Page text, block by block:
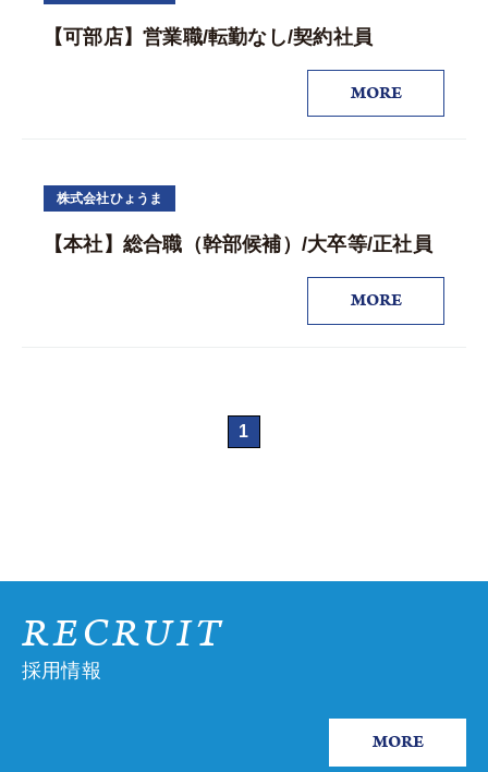
【可部店】営業職/転勤なし/契約社員
MORE
株式会社ひょうま
【本社】総合職（幹部候補）/大卒等/正社員
MORE
1
RECRUIT
採用情報
MORE